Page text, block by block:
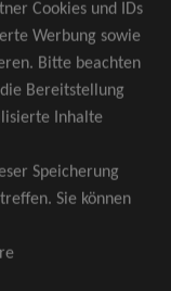
Cookies und IDs
Werbung sowie
Bitte beachten
Bereitstellung
Inhalte
Speicherung
Sie können